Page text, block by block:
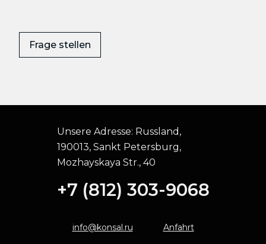
Frage stellen
Unsere Adresse: Russland,
190013, Sankt Petersburg,
Mozhayskaya Str., 40
+7 (812) 303-9068
info@konsal.ru Anfahrt